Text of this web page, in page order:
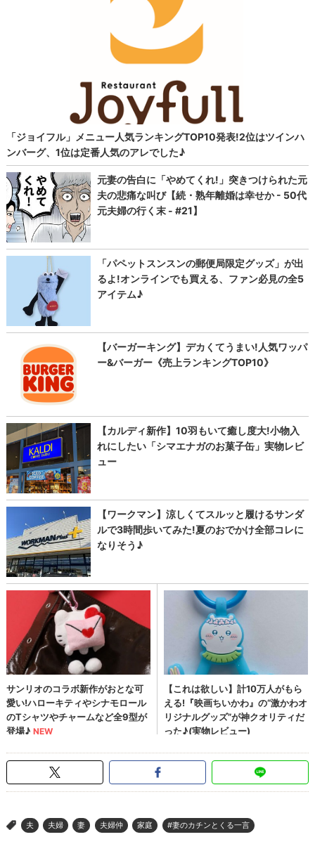
> 夫 夫婦 妻 夫婦仲 家庭 #妻のカチンとくる一言